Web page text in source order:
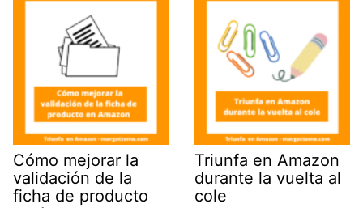
Cómo mejorar la
validación de la
ficha de producto
Triunfa en Amazon
durante la vuelta al
cole